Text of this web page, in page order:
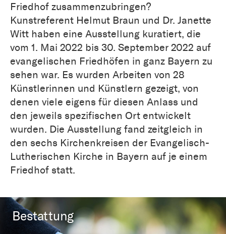
Friedhof zusammenzubringen?
Kunstreferent Helmut Braun und Dr. Janette
Witt haben eine Ausstellung kuratiert, die
vom 1. Mai 2022 bis 30. September 2022 auf
evangelischen Friedhöfen in ganz Bayern zu
sehen war. Es wurden Arbeiten von 28
Künstlerinnen und Künstlern gezeigt, von
denen viele eigens für diesen Anlass und
den jeweils spezifischen Ort entwickelt
wurden. Die Ausstellung fand zeitgleich in
den sechs Kirchenkreisen der Evangelisch-
Lutherischen Kirche in Bayern auf je einem
Friedhof statt.
Bestattung